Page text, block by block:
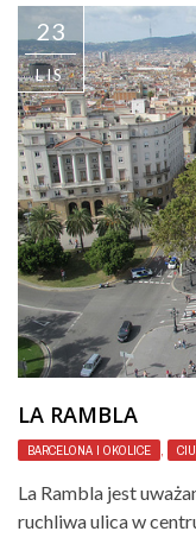
23
LIS
LA RAMBLA
BARCELONA I OKOLICE ,
La Rambla jest
ruchliwa ulica w